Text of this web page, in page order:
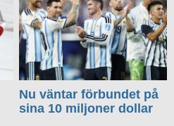
Nu väntar förbundet på
sina 10 miljoner dollar